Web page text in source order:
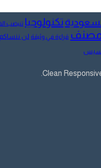
تكنولوجيا تنيضب
مصنف قراءة في وثيقة لن ننساكم
Clean